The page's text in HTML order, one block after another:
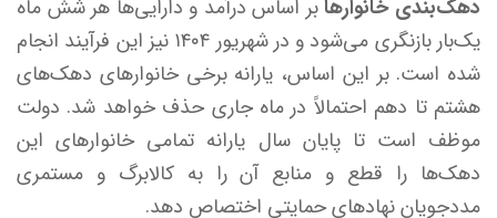
دهک‌بندی خانوارهابر اساس درآمد و دارایی‌ها هر شش ماه
یک‌بار بازنگری می‌شود و در شهریور ۱۴۰۴ نیز این فرآیند انجام
شده است. بر این اساس، یارانه برخی خانوارهای دهک‌های
هشتم تا دهم احتمالاً در ماه جاری حذف خواهد شد. دولت
موظف است تا پایان سال یارانه تمامی خانوارهای این
دهک‌ها را قطع و منابع آن را به کالابرگ و مستمری
مددجویان نهادهای حمایتی اختصاص دهد.